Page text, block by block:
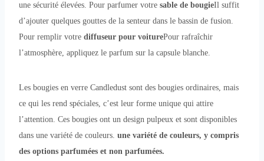
une sécurité élevées. Pour parfumer votre sable de bougieIl suffit
d’ajouter quelques gouttes de la senteur dans le bassin de fusion.
Pour remplir votre diffuseur pour voiturePour rafraîchir
l’atmosphère, appliquez le parfum sur la capsule blanche.
Les bougies en verre Candledust sont des bougies ordinaires, mais
ce qui les rend spéciales, c’est leur forme unique qui attire
l’attention. Ces bougies ont un design pulpeux et sont disponibles
dans une variété de couleurs. une variété de couleurs, y compris
des options parfumées et non parfumées.